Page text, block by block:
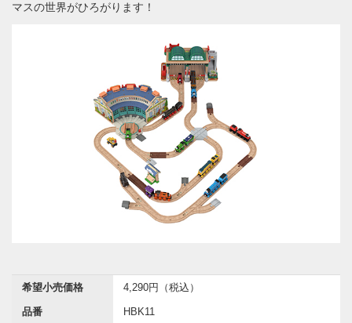
マスの世界がひろがります！
希望小売価格 4,290円（税込）
品番 HBK11